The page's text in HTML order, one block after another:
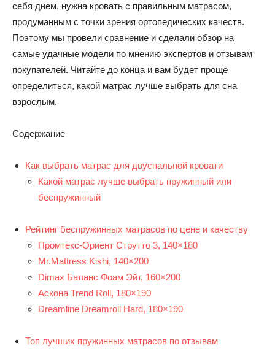
себя днем, нужна кровать с правильным матрасом,
продуманным с точки зрения ортопедических качеств.
Поэтому мы провели сравнение и сделали обзор на
самые удачные модели по мнению экспертов и отзывам
покупателей. Читайте до конца и вам будет проще
определиться, какой матрас лучше выбрать для сна
взрослым.
Содержание
Как выбрать матрас для двуспальной кровати
Какой матрас лучше выбрать пружинный или
беспружинный
Рейтинг беспружинных матрасов по цене и качеству
Промтекс-Ориент Струтто 3, 140×180
Mr.Mattress Kishi, 140×200
Dimax Баланс Фоам Эйт, 160×200
Аскона Trend Roll, 180×190
Dreamline Dreamroll Hard, 180×190
Топ лучших пружинных матрасов по отзывам